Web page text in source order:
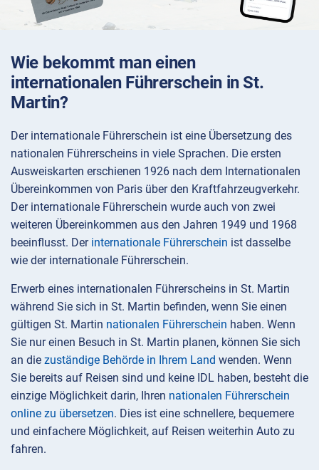
Wie bekommt man einen
internationalen Führerschein in St.
Martin?
Der internationale Führerschein ist eine Übersetzung des
nationalen Führerscheins in viele Sprachen. Die ersten
Ausweiskarten erschienen 1926 nach dem Internationalen
Übereinkommen von Paris über den Kraftfahrzeugverkehr.
Der internationale Führerschein wurde auch von zwei
weiteren Übereinkommen aus den Jahren 1949 und 1968
beeinflusst. Der internationale Führerschein ist dasselbe
wie der internationale Führerschein.
Erwerb eines internationalen Führerscheins in St. Martin
während Sie sich in St. Martin befinden, wenn Sie einen
gültigen St. Martin nationalen Führerschein haben. Wenn
Sie nur einen Besuch in St. Martin planen, können Sie sich
an die zuständige Behörde in Ihrem Land wenden. Wenn
Sie bereits auf Reisen sind und keine IDL haben, besteht die
einzige Möglichkeit darin, Ihren nationalen Führerschein
online zu übersetzen. Dies ist eine schnellere, bequemere
und einfachere Möglichkeit, auf Reisen weiterhin Auto zu
fahren.